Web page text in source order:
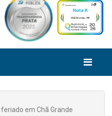
em Chã Grande